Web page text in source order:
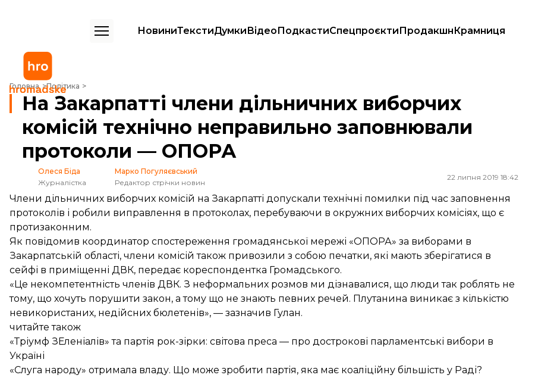
НовиниТекстиДумкиВідеоПодкастиСпецпроєктиПродакшнКрамниця
Головна Політика
На Закарпатті члени дільничних виборчих комісій технічно неправильно заповнювали протоколи — ОПОРА
На Закарпатті члени дільничних виборчих
комісій технічно неправильно заповнювали
протоколи — ОПОРА
Олеся Біда
Журналістка
Марко Погуляєвський
Редактор стрічки новин
22 липня 2019 18:42
Члени дільничних виборчих комісій на Закарпатті допускали технічні помилки під час заповнення
протоколів і робили виправлення в протоколах, перебуваючи в окружних виборчих комісіях, що є
протизаконним.
Як повідомив координатор спостереження громадянської мережі «ОПОРА» за виборами в
Закарпатській області, члени комісій також привозили з собою печатки, які мають зберігатися в
сейфі в приміщенні ДВК, передає кореспондентка Громадського.
«Це некомпетентність членів ДВК. З неформальних розмов ми дізнавалися, що люди так роблять не
тому, що хочуть порушити закон, а тому що не знають певних речей. Плутанина виникає з кількістю
невикористаних, недійсних бюлетенів», — зазначив Гулан.
читайте також
«Тріумф ЗЕленіалів» та партія рок-зірки: світова преса — про дострокові парламентські вибори в
Україні
«Слуга народу» отримала владу. Що може зробити партія, яка має коаліційну більшість у Раді?